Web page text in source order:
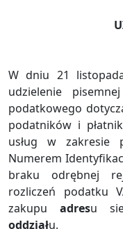
W dniu 21
udzielenie
podatkowego
podatników i
usług w zakresie
Numerem
braku odrębnej
rozliczeń podatku
zakupu adresu
oddziału.